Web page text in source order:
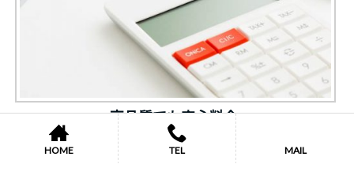
高品質でも安心料金
HOME TEL MAIL